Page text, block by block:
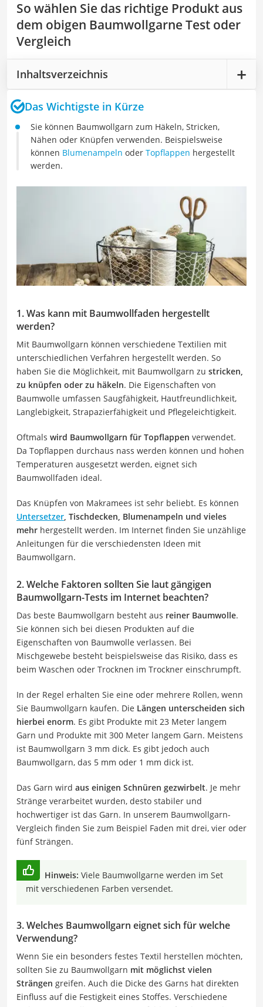
So wählen Sie das richtige Produkt aus
dem obigen Baumwollgarne Test oder
Vergleich
Inhaltsverzeichnis
Das Wichtigste in Kürze
Sie können Baumwollgarn zum Häkeln, Stricken,
Nähen oder Knüpfen verwenden. Beispielsweise
können Blumenampeln oder Topflappen hergestellt
werden.
1. Was kann mit Baumwollfaden hergestellt
werden?
Mit Baumwollgarn können verschiedene Textilien mit
unterschiedlichen Verfahren hergestellt werden. So
haben Sie die Möglichkeit, mit Baumwollgarn zu stricken,
zu knüpfen oder zu häkeln. Die Eigenschaften von
Baumwolle umfassen Saugfähigkeit, Hautfreundlichkeit,
Langlebigkeit, Strapazierfähigkeit und Pflegeleichtigkeit.
Oftmals wird Baumwollgarn für Topflappen verwendet.
Da Topflappen durchaus nass werden können und hohen
Temperaturen ausgesetzt werden, eignet sich
Baumwollfaden ideal.
Das Knüpfen von Makramees ist sehr beliebt. Es können
Untersetzer , Tischdecken, Blumenampeln und vieles
mehr hergestellt werden. Im Internet finden Sie unzählige
Anleitungen für die verschiedensten Ideen mit
Baumwollgarn.
2. Welche Faktoren sollten Sie laut gängigen
Baumwollgarn-Tests im Internet beachten?
Das beste Baumwollgarn besteht aus reiner Baumwolle.
Sie können sich bei diesen Produkten auf die
Eigenschaften von Baumwolle verlassen. Bei
Mischgewebe besteht beispielsweise das Risiko, dass es
beim Waschen oder Trocknen im Trockner einschrumpft.
In der Regel erhalten Sie eine oder mehrere Rollen, wenn
Sie Baumwollgarn kaufen. Die Längen unterscheiden sich
hierbei enorm. Es gibt Produkte mit 23 Meter langem
Garn und Produkte mit 300 Meter langem Garn. Meistens
ist Baumwollgarn 3 mm dick. Es gibt jedoch auch
Baumwollgarn, das 5 mm oder 1 mm dick ist.
Das Garn wird aus einigen Schnüren gezwirbelt. Je mehr
Stränge verarbeitet wurden, desto stabiler und
hochwertiger ist das Garn. In unserem Baumwollgarn-
Vergleich finden Sie zum Beispiel Faden mit drei, vier oder
fünf Strängen.
Hinweis: Viele Baumwollgarne werden im Set
mit verschiedenen Farben versendet.
3. Welches Baumwollgarn eignet sich für welche
Verwendung?
Wenn Sie ein besonders festes Textil herstellen möchten,
sollten Sie zu Baumwollgarn mit möglichst vielen
Strängen greifen. Auch die Dicke des Garns hat direkten
Einfluss auf die Festigkeit eines Stoffes. Verschiedene